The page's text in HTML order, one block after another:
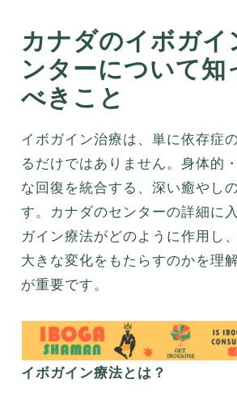
カナダのイボガイ
ンターについて知
べきこと
イボガイン治療は、単に依存症
るだけではありません。身体的
な回復を統合する、深い癒やし
す。カナダのセンターの詳細に
ガイン療法がどのように作用し
大きな変化をもたらすのかを理
が重要です。
イボガイン療法とは？